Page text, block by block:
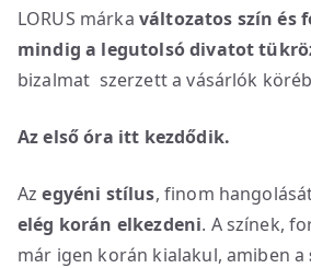
LORUS márka változatos szín és
mindig a legutolsó divatot
bizalmat szerzett a vásárlók
Az első óra itt kezdődik.
Azegyéni stílus, finom
elég korán elkezdeni. A színek,
már igen korán kialakul, amiben a